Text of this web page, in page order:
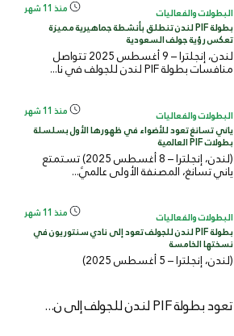
البطولات والفعاليات منذ 11 شهر
بطولة PIF لندن تنطلق بأنشطة جماهيرية مميزة
تعكس رؤية جولف السعودية
لندن، إنجلترا – 9 أغسطس 2025 تتواصل
منافسات بطولة PIF لندن للجولف في نا...
البطولات والفعاليات منذ 11 شهر
ياني تسانغ تعود للأضواء في ظهورها الأول بسلسلة
بطولات PIF العالمية
(لندن، إنجلترا – 8 أغسطس 2025) تستمتع
ياني تسانغ، المصنفة الأولى عالميً...
البطولات والفعاليات منذ 11 شهر
بطولة PIF لندن للجولف تعود إلى نادي سنتوريون في
نسختها الخامسة
(لندن، إنجلترا – 5 أغسطس 2025)
تعود بطولة PIF لندن للجولف إلى ن...